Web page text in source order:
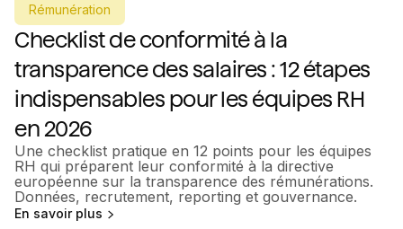
Rémunération
Checklist de conformité à la
transparence des salaires : 12 étapes
indispensables pour les équipes RH
en 2026
Une checklist pratique en 12 points pour les équipes
RH qui préparent leur conformité à la directive
européenne sur la transparence des rémunérations.
Données, recrutement, reporting et gouvernance.
En savoir plus